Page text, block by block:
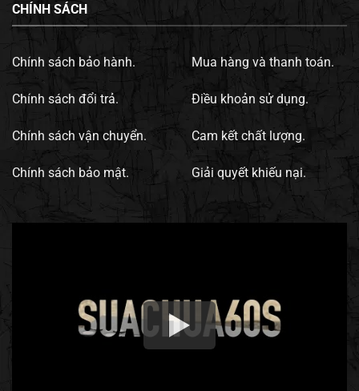
CHÍNH SÁCH
Chính sách bảo hành.
Chính sách đổi trả.
Chính sách vận chuyển.
Chính sách bảo mật.
Mua hàng và thanh toán.
Điều khoản sử dụng.
Cam kết chất lượng.
Giải quyết khiếu nại.